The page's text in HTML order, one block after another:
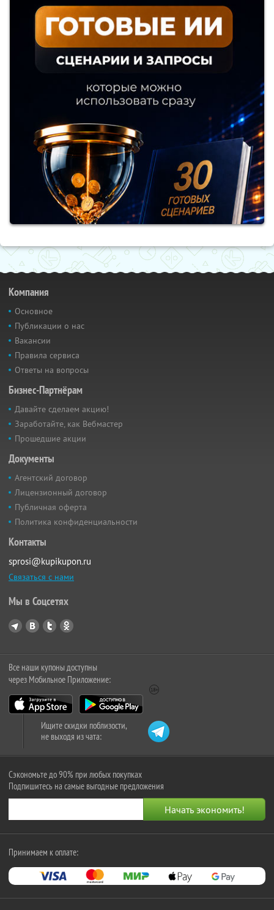
Компания
Основное
Публикации о нас
Вакансии
Правила сервиса
Ответы на вопросы
Бизнес-Партнёрам
Давайте сделаем акцию!
Заработайте, как Вебмастер
Прошедшие акции
Документы
Агентский договор
Лицензионный договор
Публичная оферта
Политика конфиденциальности
Контакты
sprosi@kupikupon.ru
Связаться с нами
Мы в Соцсетях
Все наши купоны доступны
через Мобильное Приложение:
Ищите скидки поблизости,
не выходя из чата:
Сэкономьте до 90% при любых покупках
Подпишитесь на самые выгодные предложения
Принимаем к оплате: